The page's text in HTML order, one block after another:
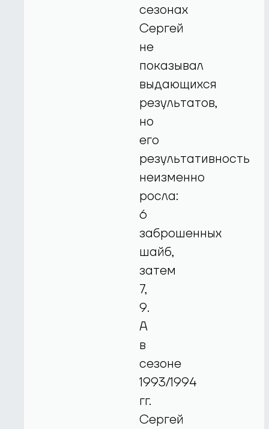
сезонах
Сергей
не
показывал
выдающихся
результатов,
но
его
результативность
неизменно
росла:
6
заброшенных
шайб,
затем
7,
9.
А
в
сезоне
1993/1994
гг.
Сергей